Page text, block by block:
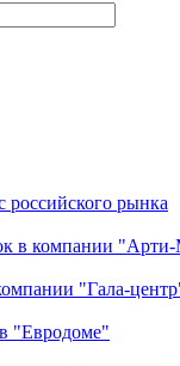
российского рынка
в компании
"Гала-
"Евродоме"